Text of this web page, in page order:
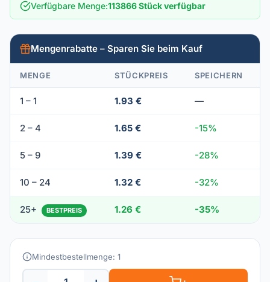
Verfügbare Menge:113866 Stück verfügbar
Mengenrabatte – Sparen Sie beim Kauf
MENGE STÜCKPREIS SPEICHERN
1 – 1 1.93 € —
2 – 4 1.65 € -15%
5 – 9 1.39 € -28%
10 – 24 1.32 € -32%
25+ BESTPREIS 1.26 € -35%
Mindestbestellmenge: 1